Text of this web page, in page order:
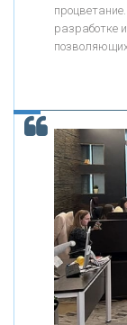
ОНАС
КОНТАКТЫ
К ак
разработке